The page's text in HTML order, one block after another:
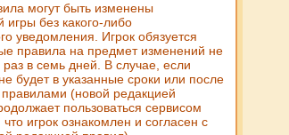
могут быть изменены
без какого-либо
уведомления. Игрок обязуется
правила на предмет изменений не
в семь дней. В случае, если
будет в указанные сроки или после
(новой редакцией
пользоваться сервисом
что игрок ознакомлен и согласен с